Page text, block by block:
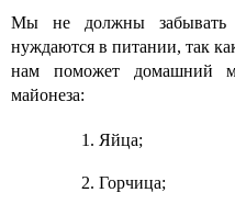
Мы не должны забывать
нуждаются в питании, так
нам поможет домашний
майонеза:
Яйца;
Горчица;